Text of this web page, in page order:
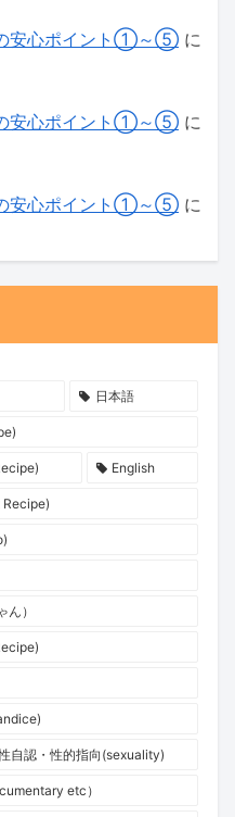
の安心ポイント①～⑤ に
の安心ポイント①～⑤ に
の安心ポイント①～⑤ に
日本語
English
）
自認・性的指向(sexuality)
etc）